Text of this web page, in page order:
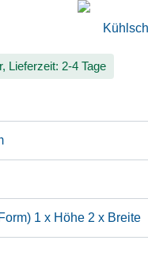
Lieferzeit: 2-4 Tage